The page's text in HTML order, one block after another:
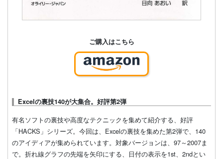
ご購入はこちら
Excelの裏技140が大集合。好評第2弾
有名ソフトの裏技や高度なテクニックを集めて紹介する、好評
「HACKS」シリーズ。今回は、Excelの裏技を集めた第2弾で、140
のアイディアが集められています。対象バージョンは、97～2007ま
で。折れ線グラフの先端を矢印にする、日付の表示を1st、2ndとい